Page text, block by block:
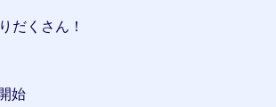
だくさん！
始